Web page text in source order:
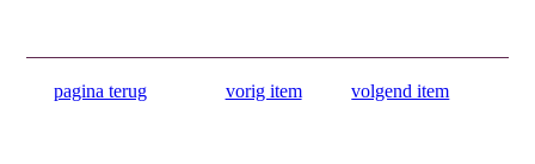
pagina terug vorig item volgend item